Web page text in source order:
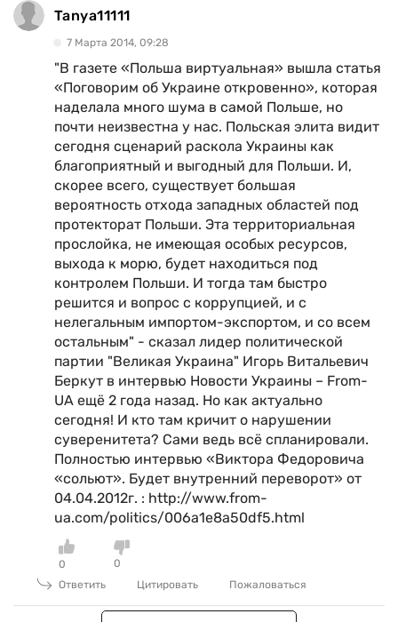
Tanya11111
7 Марта 2014, 09:28
"В газете «Польша виртуальная» вышла статья
«Поговорим об Украине откровенно», которая
наделала много шума в самой Польше, но
почти неизвестна у нас. Польская элита видит
сегодня сценарий раскола Украины как
благоприятный и выгодный для Польши. И,
скорее всего, существует большая
вероятность отхода западных областей под
протекторат Польши. Эта территориальная
прослойка, не имеющая особых ресурсов,
выхода к морю, будет находиться под
контролем Польши. И тогда там быстро
решится и вопрос с коррупцией, и с
нелегальным импортом-экспортом, и со всем
остальным" - сказал лидер политической
партии "Великая Украина" Игорь Витальевич
Беркут в интервью Новости Украины – From-
UA ещё 2 года назад. Но как актуально
сегодня! И кто там кричит о нарушении
суверенитета? Сами ведь всё спланировали.
Полностью интервью «Виктора Федоровича
«сольют». Будет внутренний переворот» от
04.04.2012г. : http://www.from-
ua.com/politics/006a1e8a50df5.html
0
0
Ответить
Цитировать Пожаловаться